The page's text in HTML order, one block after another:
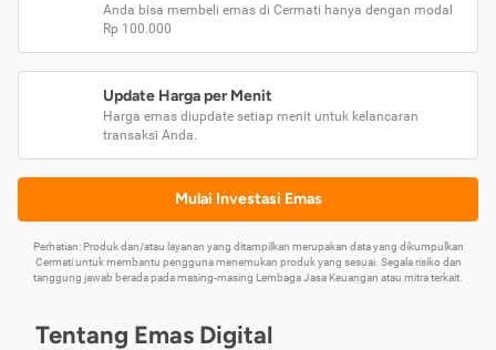
Anda bisa membeli emas di Cermati hanya dengan modal
Rp 100.000
Update Harga per Menit
Harga emas diupdate setiap menit untuk kelancaran
transaksi Anda.
Mulai Investasi Emas
Perhatian: Produk dan/atau layanan yang ditampilkan merupakan data yang dikumpulkan
Cermati untuk membantu pengguna menemukan produk yang sesuai. Segala risiko dan
tanggung jawab berada pada masing-masing Lembaga Jasa Keuangan atau mitra terkait.
Tentang Emas Digital